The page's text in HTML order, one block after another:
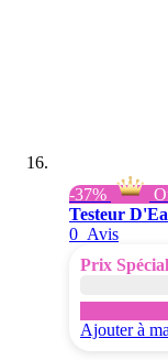
-37%
Testeur
0 Avis
Prix Spécial
Ajouter à